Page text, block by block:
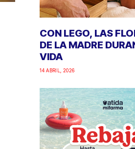
CON LEGO, LAS
DE LA MADRE
VIDA
14 ABRIL, 2026